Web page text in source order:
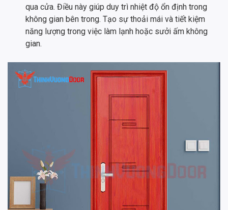
qua cửa. Điều này giúp duy trì nhiệt độ ổn định trong
không gian bên trong. Tạo sự thoải mái và tiết kiệm
năng lượng trong việc làm lạnh hoặc sưởi ấm không
gian.